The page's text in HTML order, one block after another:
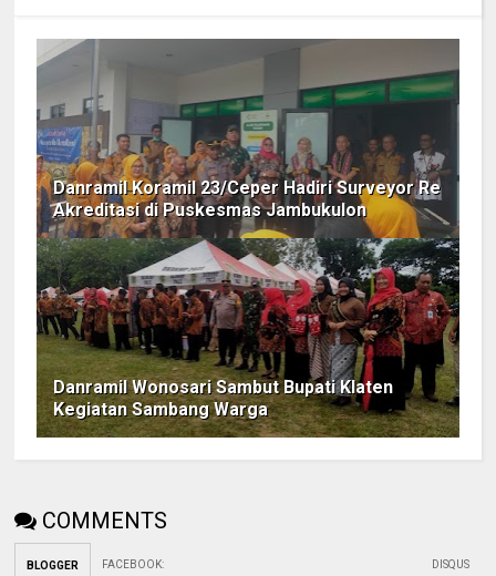
Danramil Koramil 23/Ceper Hadiri Surveyor Re
Akreditasi di Puskesmas Jambukulon
Danramil Wonosari Sambut Bupati Klaten
Kegiatan Sambang Warga
COMMENTS
BLOGGER FACEBOOK: DISQUS